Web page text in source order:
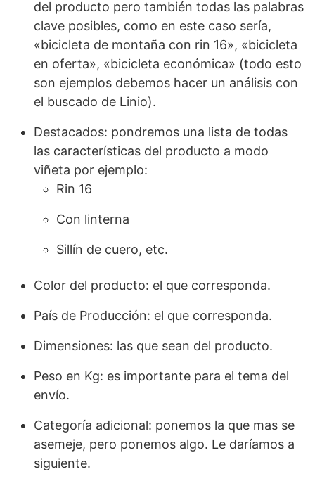
del producto pero también todas las palabras
clave posibles, como en este caso sería,
«bicicleta de montaña con rin 16», «bicicleta
en oferta», «bicicleta económica» (todo esto
son ejemplos debemos hacer un análisis con
el buscado de Linio).
Destacados: pondremos una lista de todas
las características del producto a modo
viñeta por ejemplo:
Rin 16
Con linterna
Sillín de cuero, etc.
Color del producto: el que corresponda.
País de Producción: el que corresponda.
Dimensiones: las que sean del producto.
Peso en Kg: es importante para el tema del
envío.
Categoría adicional: ponemos la que mas se
asemeje, pero ponemos algo. Le daríamos a
siguiente.